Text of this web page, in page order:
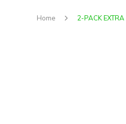
Home 2-PACK